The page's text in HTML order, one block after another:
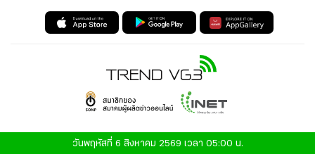
วันพฤหัสที่ 6 สิงหาคม 2569 เวลา 05:00 น.